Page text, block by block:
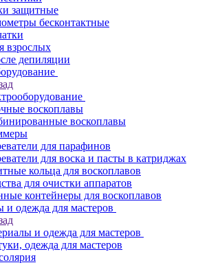
защитные
бесконтактные
взрослых
депиляции
воскоплавы
воскоплавы
для парафинов
для воска и пасты в катриджах
кольца для воскоплавов
для очистки аппаратов
контейнеры для воскоплавов
и одежда для мастеров
и одежда для мастеров
одежда для мастеров